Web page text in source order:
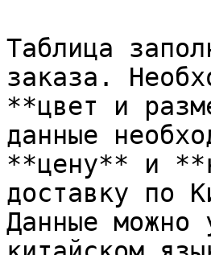
Таблица
заказа.
**цвет и
данные
**цену** и
доставку по
Данные можно